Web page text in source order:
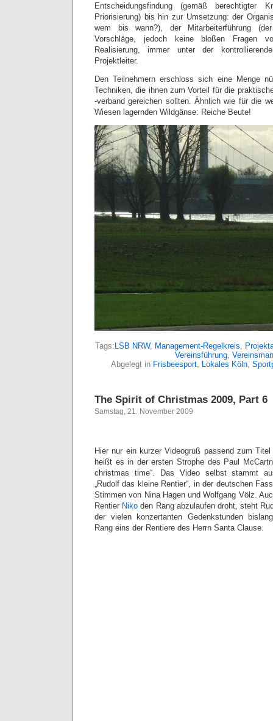
Entscheidungsfindung (gemäß berechtigter
Priorisierung) bis hin zur Umsetzung: der
wem bis wann?), der Mitarbeiterführung
Vorschläge, jedoch keine bloßen Fragen
Realisierung, immer unter der
Projektleiter.
Den Teilnehmern erschloss sich eine Menge
Techniken, die ihnen zum Vorteil für die
-verband gereichen sollten. Ähnlich wie für die
Wiesen lagernden Wildgänse: Reiche Beute!
Tags: LSB NRW, Management-Regelkreis,
Vereinsführung,
Abgelegt in Frisbeesport, Lokales Köln,
The Spirit of Christmas 2009, Part 6
Samstag, 21. November 2009
Hier nur ein kurzer Videogruß passend zum Titel
heißt es in der ersten Strophe des Paul
christmas time“. Das Video selbst stammt
„Rudolf das kleine Rentier“, in der deutschen
Stimmen von Nina Hagen und Wolfgang Völz.
Rentier Niko den Rang abzulaufen droht, steht
der vielen konzertanten Gedenkstunden
Rang eins der Rentiere des Herrn Santa Clause.